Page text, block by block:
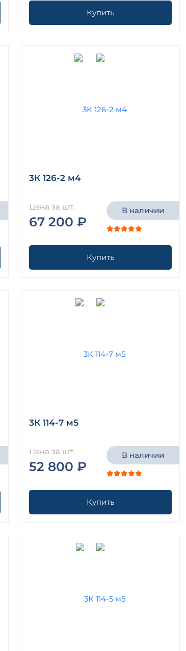
Купить
3К 126-2 м4
Цена за шт.
67 200 ₽
В наличии
Купить
3К 114-7 м5
Цена за шт.
52 800 ₽
В наличии
Купить